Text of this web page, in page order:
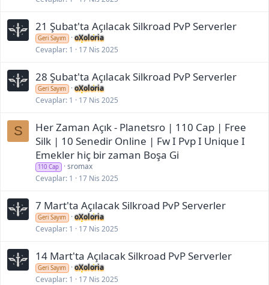
21 Şubat'ta Açılacak Silkroad PvP Serverler
Geri Sayım
oXoloria
Cevaplar 1 17 Nis 2025
28 Şubat'ta Açılacak Silkroad PvP Serverler
Geri Sayım
oXoloria
Cevaplar 1 17 Nis 2025
S
Her Zaman Açık - Planetsro | 110 Cap | Free
Silk | 10 Senedir Online | Fw I Pvp I Unique I
Emekler hiç bir zaman Boşa Gi
110 Cap
sromax
Cevaplar 1 17 Nis 2025
7 Mart'ta Açılacak Silkroad PvP Serverler
Geri Sayım
oXoloria
Cevaplar 1 17 Nis 2025
14 Mart'ta Açılacak Silkroad PvP Serverler
Geri Sayım
oXoloria
Cevaplar 1 17 Nis 2025